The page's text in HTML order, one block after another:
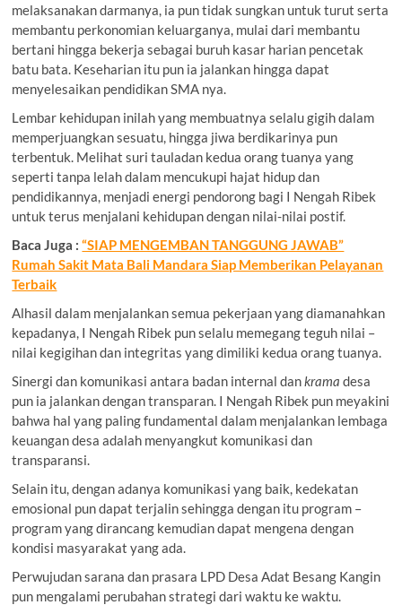
melaksanakan darmanya, ia pun tidak sungkan untuk turut serta
membantu perkonomian keluarganya, mulai dari membantu
bertani hingga bekerja sebagai buruh kasar harian pencetak
batu bata. Keseharian itu pun ia jalankan hingga dapat
menyelesaikan pendidikan SMA nya.
Lembar kehidupan inilah yang membuatnya selalu gigih dalam
memperjuangkan sesuatu, hingga jiwa berdikarinya pun
terbentuk. Melihat suri tauladan kedua orang tuanya yang
seperti tanpa lelah dalam mencukupi hajat hidup dan
pendidikannya, menjadi energi pendorong bagi I Nengah Ribek
untuk terus menjalani kehidupan dengan nilai-nilai postif.
Baca Juga :“SIAP MENGEMBAN TANGGUNG JAWAB”
Rumah Sakit Mata Bali Mandara Siap Memberikan Pelayanan
Terbaik
Alhasil dalam menjalankan semua pekerjaan yang diamanahkan
kepadanya, I Nengah Ribek pun selalu memegang teguh nilai –
nilai kegigihan dan integritas yang dimiliki kedua orang tuanya.
Sinergi dan komunikasi antara badan internal dankrama desa
pun ia jalankan dengan transparan. I Nengah Ribek pun meyakini
bahwa hal yang paling fundamental dalam menjalankan lembaga
keuangan desa adalah menyangkut komunikasi dan
transparansi.
Selain itu, dengan adanya komunikasi yang baik, kedekatan
emosional pun dapat terjalin sehingga dengan itu program –
program yang dirancang kemudian dapat mengena dengan
kondisi masyarakat yang ada.
Perwujudan sarana dan prasara LPD Desa Adat Besang Kangin
pun mengalami perubahan strategi dari waktu ke waktu.